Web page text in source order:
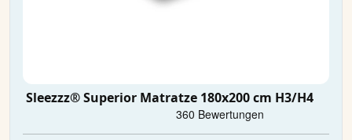
Sleezzz® Superior Matratze 180x200 cm H3/H4